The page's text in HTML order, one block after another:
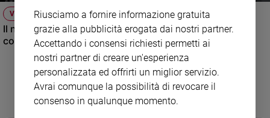
Video
Podcast
VIDEO
Il nuovo numero di Famiglia Cristiana raccontato dal
condirettore.
Riusciamo a fornire informazione gratuita
grazie alla pubblicità erogata dai nostri partner.
Accettando i consensi richiesti permetti ai
nostri partner di creare un'esperienza
personalizzata ed offrirti un miglior servizio.
Avrai comunque la possibilità di revocare il
consenso in qualunque momento.